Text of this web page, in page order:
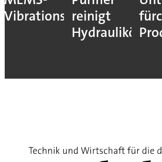
Vibrationssensor
reinigt
Hydrauliköle